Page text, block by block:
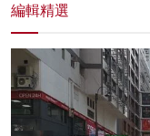
編輯精選